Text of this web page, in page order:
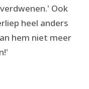
Ook
heel anders
hem niet meer